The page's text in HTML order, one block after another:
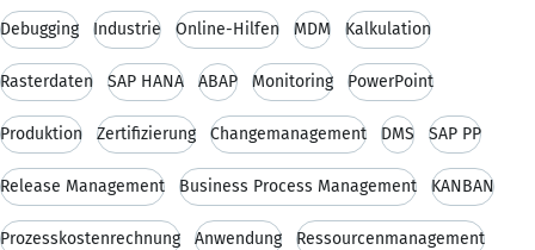
Debugging Industrie Online-Hilfen MDM Kalkulation
Rasterdaten SAP HANA ABAP Monitoring PowerPoint
Produktion Zertifizierung Changemanagement DMS SAP PP
Release Management Business Process Management KANBAN
Prozesskostenrechnung Anwendung Ressourcenmanagement